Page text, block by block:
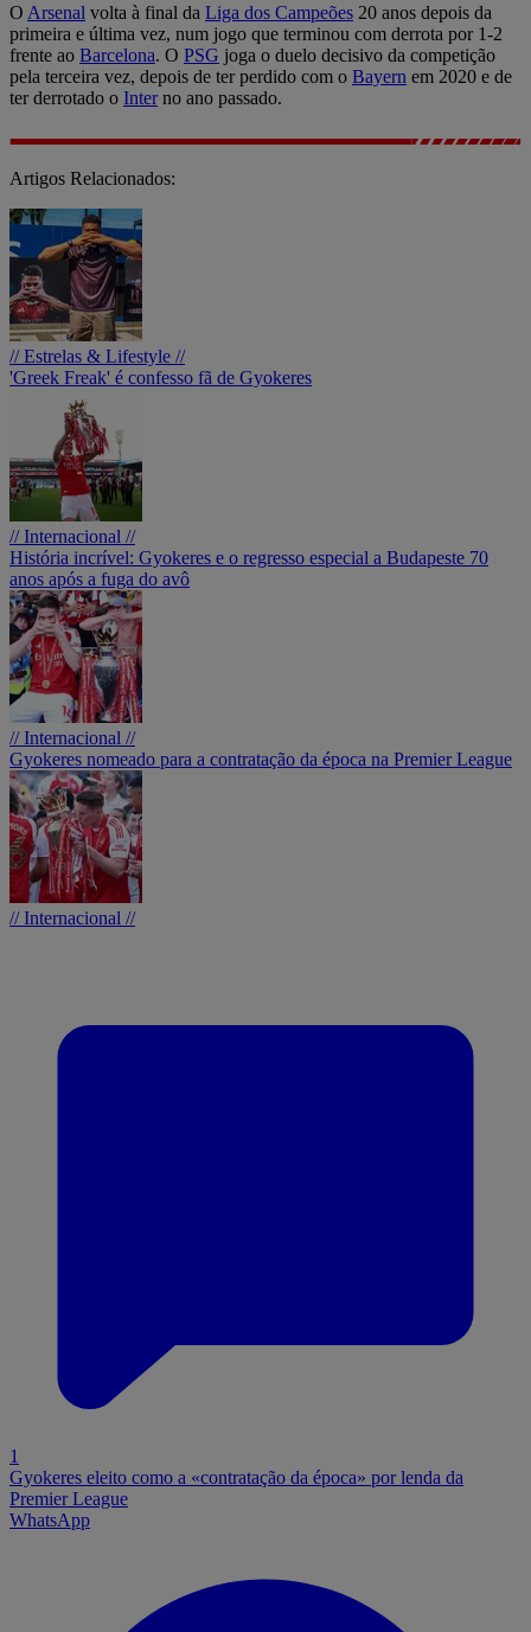
O Arsenal volta à final da Liga dos Campeões 20 anos depois da
primeira e última vez, num jogo que terminou com derrota por 1-2
frente ao Barcelona. O PSG joga o duelo decisivo da competição
pela terceira vez, depois de ter perdido com o Bayern em 2020 e de
ter derrotado o Interno ano passado.
Artigos Relacionados:
// Estrelas & Lifestyle //
'Greek Freak' é confesso fã de Gyokeres
// Internacional //
História incrível: Gyokeres e o regresso especial a Budapeste 70
anos após a fuga do avô
// Internacional //
Gyokeres nomeado para a contratação da época na Premier League
// Internacional //
1
Gyokeres eleito como a «contratação da época» por lenda da
Premier League
WhatsApp